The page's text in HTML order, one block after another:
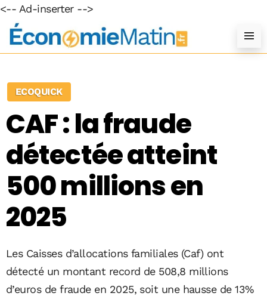
<-- Ad-inserter -->
ECOQUICK
CAF : la fraude
détectée atteint
500 millions en
2025
Les Caisses d’allocations familiales (Caf) ont
détecté un montant record de 508,8 millions
d’euros de fraude en 2025, soit une hausse de 13%